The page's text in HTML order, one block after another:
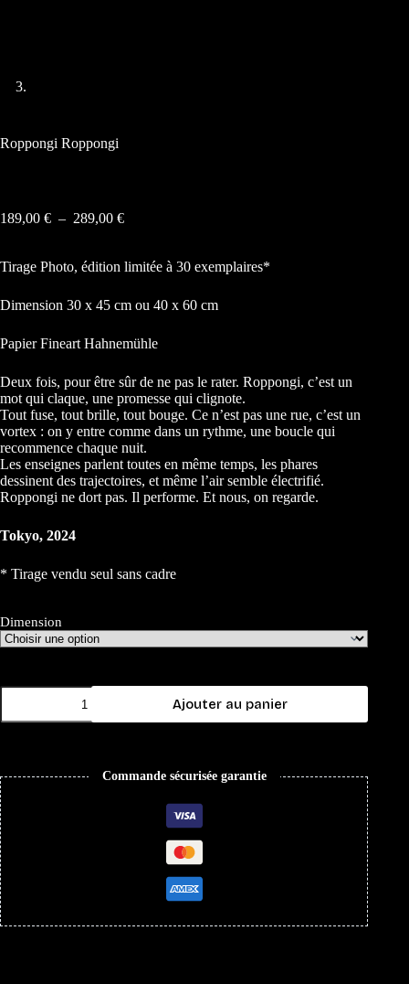
Roppongi Roppongi
189,00 € – 289,00 €
Tirage Photo, édition limitée à 30 exemplaires*
Dimension 30 x 45 cm ou 40 x 60 cm
Papier Fineart Hahnemühle
Deux fois, pour être sûr de ne pas le rater. Roppongi, c’est un
mot qui claque, une promesse qui clignote.
Tout fuse, tout brille, tout bouge. Ce n’est pas une rue, c’est un
vortex : on y entre comme dans un rythme, une boucle qui
recommence chaque nuit.
Les enseignes parlent toutes en même temps, les phares
dessinent des trajectoires, et même l’air semble électrifié.
Roppongi ne dort pas. Il performe. Et nous, on regarde.
Tokyo, 2024
* Tirage vendu seul sans cadre
Dimension
Ajouter au panier
Commande sécurisée garantie